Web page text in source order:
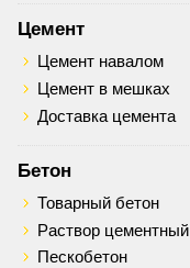
Цемент
Цемент навалом
Цемент в мешках
Доставка цемента
Бетон
Товарный бетон
Раствор цементный
Пескобетон